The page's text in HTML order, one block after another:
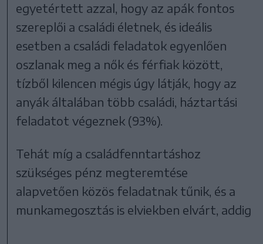
egyetértett azzal, hogy az apák fontos
szereplői a családi életnek, és ideális
esetben a családi feladatok egyenlően
oszlanak meg a nők és férfiak között,
tízből kilencen mégis úgy látják, hogy az
anyák általában több családi, háztartási
feladatot végeznek (93%).
Tehát míg a családfenntartáshoz
szükséges pénz megteremtése
alapvetően közös feladatnak tűnik, és a
munkamegosztás is elviekben elvárt, addig